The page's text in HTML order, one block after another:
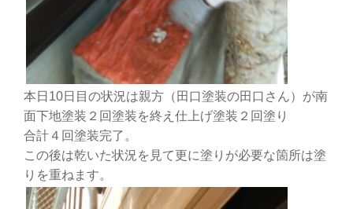
本日10日目の状況は親方（田口塗装の田口さん）が南
面下地塗装２回塗装を終え仕上げ塗装２回塗り
合計４回塗装完了。
この後は乾いた状況を見て更に塗りが必要な箇所は塗
りを重ねます。